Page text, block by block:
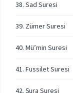
38. Sad Suresi
39. Zümer Suresi
40. Mü’min Suresi
41. Fussilet Suresi
42. Şura Suresi